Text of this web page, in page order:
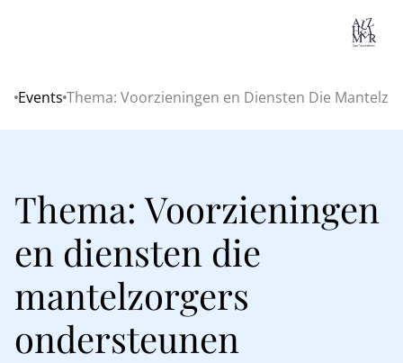
Home
Events Thema: Voorzieningen en Diensten Die
Thema: Voorzieningen
en diensten die
mantelzorgers
ondersteunen